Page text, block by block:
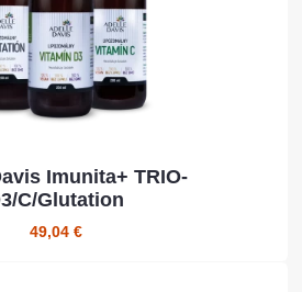
Imunita+ TRIO-
C/Glutation
49,04 €